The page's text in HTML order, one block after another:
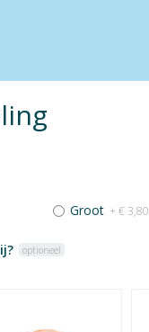
Groot + € 3,80
optioneel